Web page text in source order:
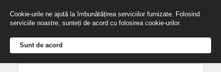
Cookie-urile ne ajută la îmbunătățirea serviciilor furnizate. Folosind
serviciile noastre, sunteți de acord cu folosirea cookie-urilor.
Sunt de acord